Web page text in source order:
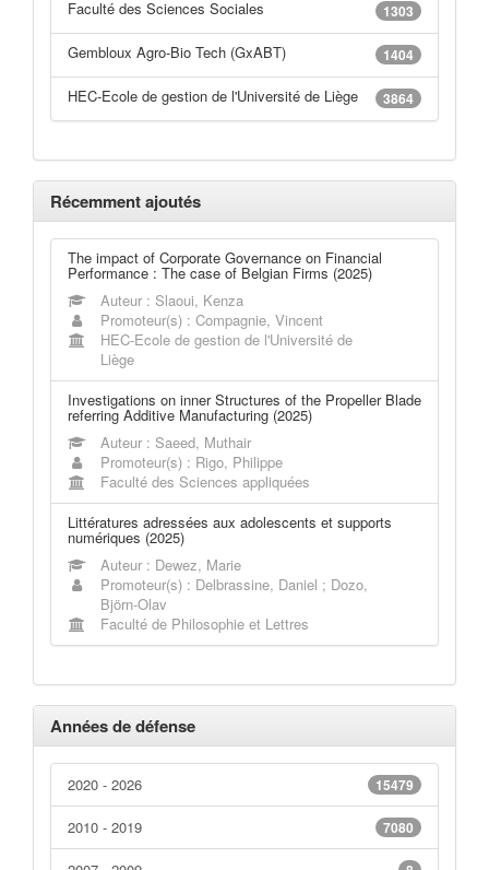
Faculté des Sciences Sociales 1303
Gembloux Agro-Bio Tech (GxABT) 1404
HEC-Ecole de gestion de l'Université de Liège 3864
Récemment ajoutés
The impact of Corporate Governance on Financial
Performance : The case of Belgian Firms (2025)
Auteur : Slaoui, Kenza
Promoteur(s) : Compagnie, Vincent
HEC-Ecole de gestion de l'Université de
Liège
Investigations on inner Structures of the Propeller Blade
referring Additive Manufacturing (2025)
Auteur : Saeed, Muthair
Promoteur(s) : Rigo, Philippe
Faculté des Sciences appliquées
Littératures adressées aux adolescents et supports
numériques (2025)
Auteur : Dewez, Marie
Promoteur(s) : Delbrassine, Daniel ; Dozo,
Björn-Olav
Faculté de Philosophie et Lettres
Années de défense
15479
2020 - 2026
7080
2010 - 2019